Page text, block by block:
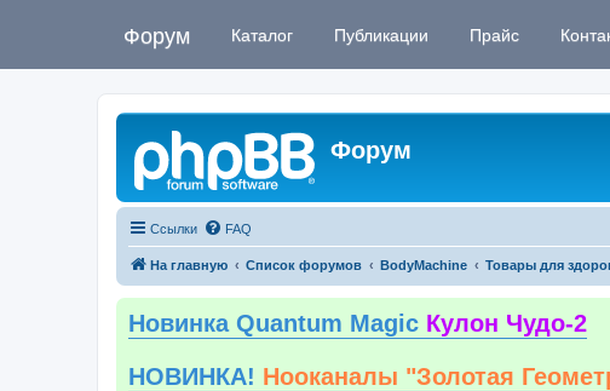
Форум Каталог Публикации Прайс
Форум
Ссылки FAQ
На главную Список форумов BodyMachine Товары для
Новинка Quantum Magic Кулон Чудо-2
НОВИНКА! Нооканалы "Золотая